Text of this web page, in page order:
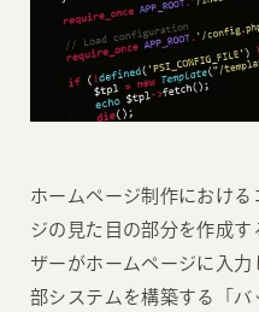
ホームページ制作におけ
ジの見た目の部分を作成
ザーがホームページに入
部システムを構築する「